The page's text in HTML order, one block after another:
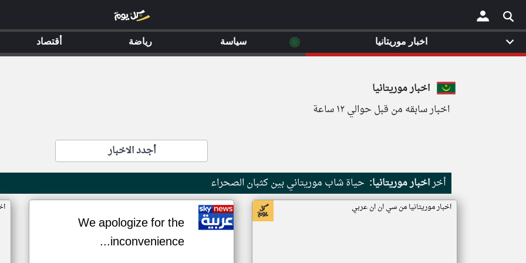
×
اخبار موريتانيا
اخبار سابقه من قبل حوالي ١٢ ساعة
أجدد الاخبار
أخراخبار موريتانيا: حياة شاب موريتاني بين كثبان الصحراء
اخبار موريتانيا من سي ان ان عربي
We apologize for the
inconvenience...
اخبار موريتانيا ◉ سياسة رياضة أقتصاد